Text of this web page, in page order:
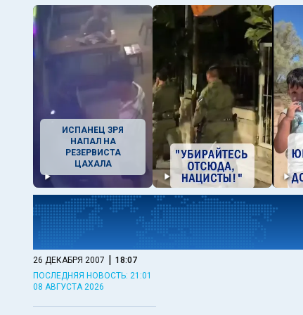
ИСПАНЕЦ ЗРЯ
НАПАЛ НА
РЕЗЕРВИСТА
ЦАХАЛА
26 ДЕКАБРЯ 2007 | 18:07
ПОСЛЕДНЯЯ НОВОСТЬ: 21:01
08 АВГУСТА 2026